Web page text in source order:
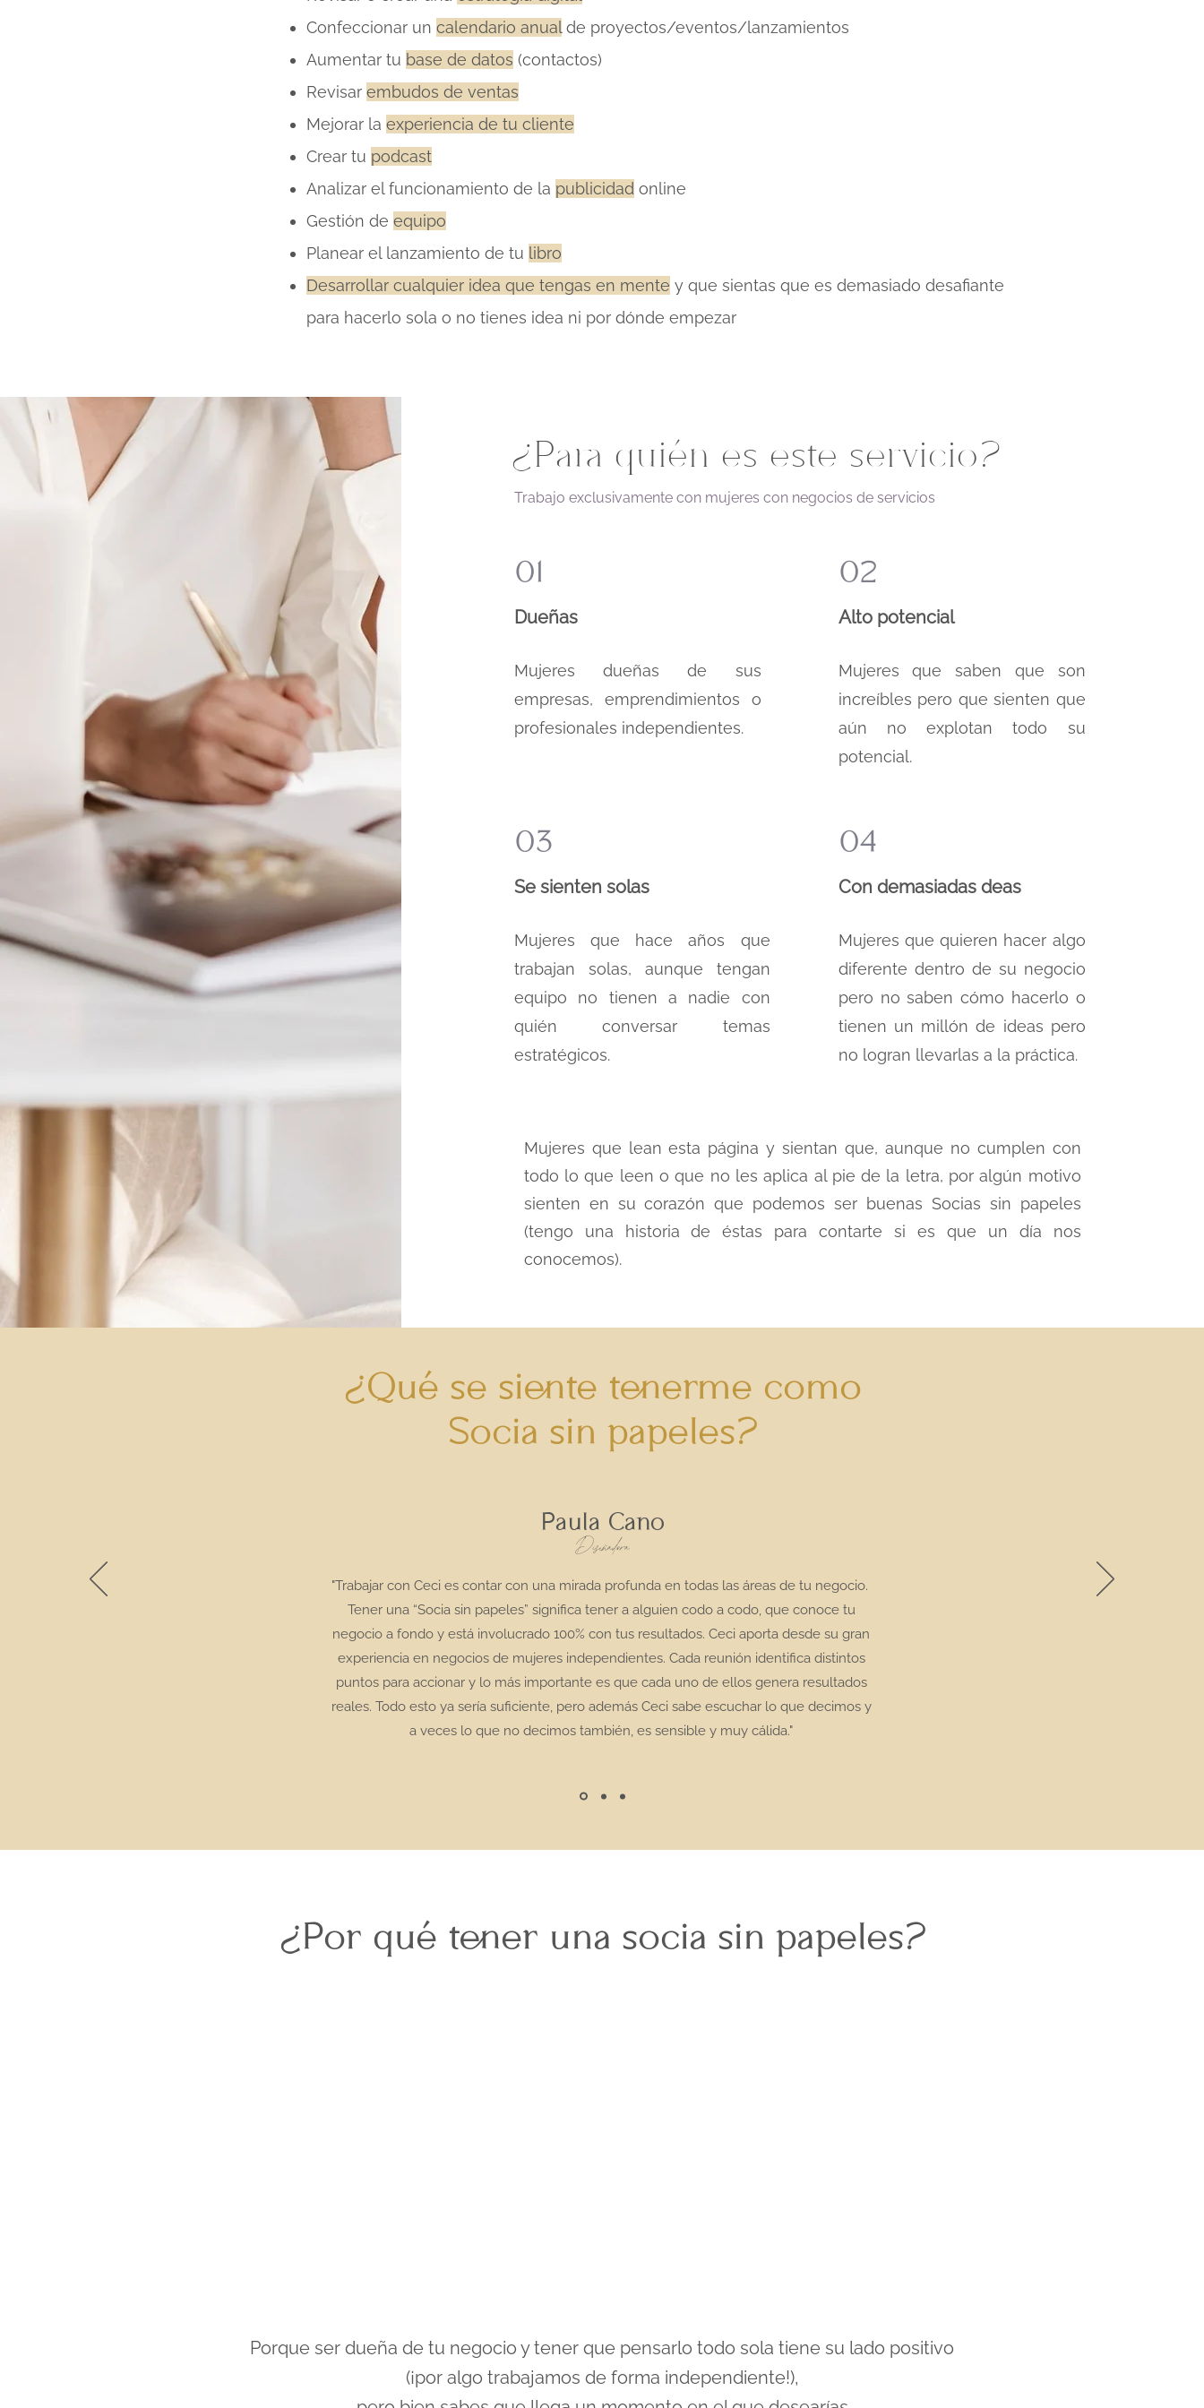
Confeccionar un calendario anualde proyectos/eventos/lanzamientos
Aumentar tu base de datos (contactos)
Revisar embudos de ventas
Mejorar la experiencia de tu cliente
Crear tu podcast
Analizar el funcionamiento de la publicidad online
Gestión de equipo
Planear el lanzamiento de tu libro
Desarrollar cualquier idea que tengas en mente y que sientas que es demasiado desafiante
para hacerlo sola o no tienes idea ni por dónde empezar
¿Para quién es este servicio?
Trabajo exclusivamente con mujeres con negocios de servicios
01
Dueñas
Mujeres dueñas de sus
empresas, emprendimientos o
profesionales independientes.
02
Alto potencial
Mujeres que saben que son
increíbles pero que sienten que
aún no explotan todo su
potencial.
03
Se sienten solas
Mujeres que hace años que
trabajan solas, aunque tengan
equipo no tienen a nadie con
quién conversar temas
estratégicos.
04
Con demasiadas deas
Mujeres que quieren hacer algo
diferente dentro de su negocio
pero no saben cómo hacerlo o
tienen un millón de ideas pero
no logran llevarlas a la práctica.
Mujeres que lean esta página y sientan que, aunque no cumplen con
todo lo que leen o que no les aplica al pie de la letra, por algún motivo
sienten en su corazón que podemos ser buenas Socias sin papeles
(tengo una historia de éstas para contarte si es que un día nos
conocemos).
¿Qué se siente tenerme como
Socia sin papeles?
Paula Cano
Diseñadora
"Trabajar con Ceci es contar con una mirada profunda en todas las áreas de tu negocio.
Tener una “Socia sin papeles” significa tener a alguien codo a codo, que conoce tu
negocio a fondo y está involucrado 100% con tus resultados. Ceci aporta desde su gran
experiencia en negocios de mujeres independientes. Cada reunión identifica distintos
puntos para accionar y lo más importante es que cada uno de ellos genera resultados
reales. Todo esto ya sería suficiente, pero además Ceci sabe escuchar lo que decimos y
a veces lo que no decimos también, es sensible y muy cálida."
¿Por qué tener una socia sin papeles?
Porque ser dueña de tu negocio y tener que pensarlo todo sola tiene su lado positivo
(¡por algo trabajamos de forma independiente!),